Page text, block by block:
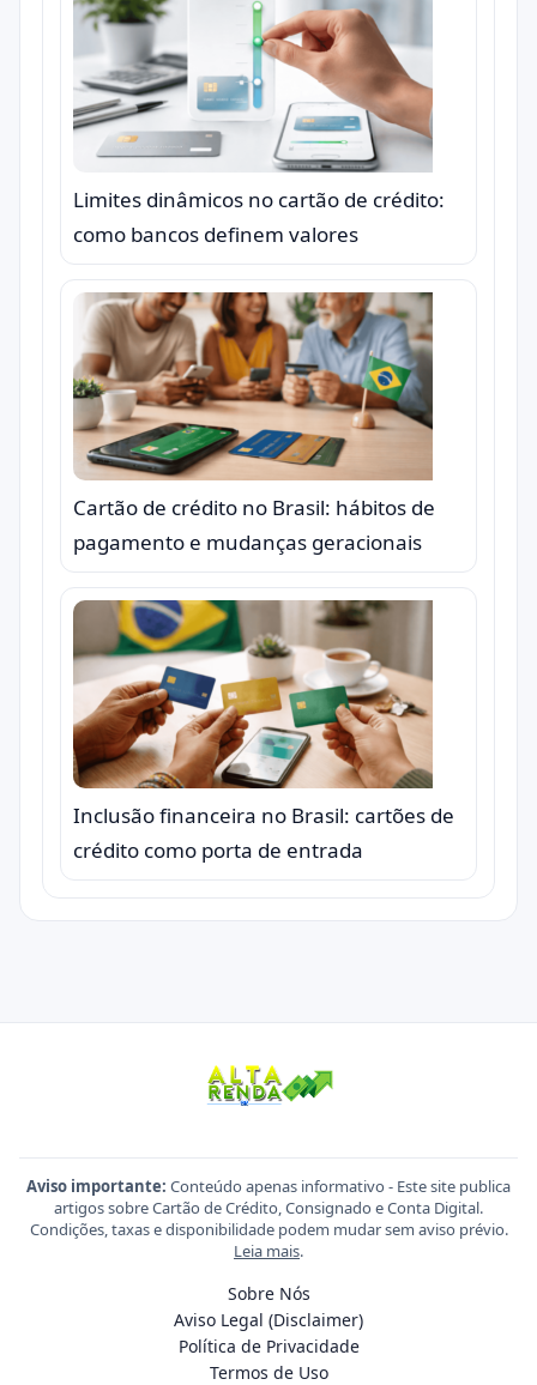
Limites dinâmicos no cartão de crédito:
como bancos definem valores
Cartão de crédito no Brasil: hábitos de
pagamento e mudanças geracionais
Inclusão financeira no Brasil: cartões de
crédito como porta de entrada
Aviso importante: Conteúdo apenas informativo - Este site publica
artigos sobre Cartão de Crédito, Consignado e Conta Digital.
Condições, taxas e disponibilidade podem mudar sem aviso prévio.
Leia mais.
Sobre Nós
Aviso Legal (Disclaimer)
Política de Privacidade
Termos de Uso